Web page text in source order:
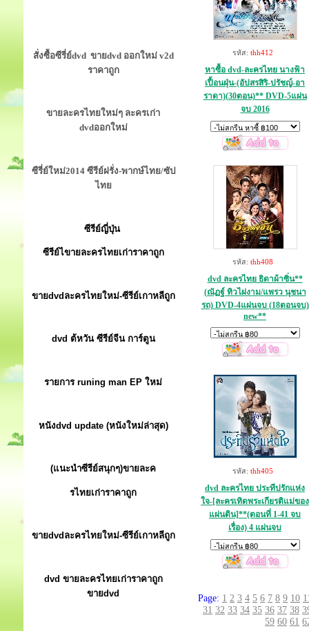
สั่งซื้อซีรี่ย์dvd ขายdvd ออกใหม่ v2d
ราคาถูก
ขายละครไทยใหม่ๆ ละครเก่า
dvdออกใหม่
ซีรี่ย์ใหม่2014 ซีรีย์ฝรั่ง-พากษ์ไทย/ซัป
ไทย
ซีรีย์ญี่ปุ่น
ซีรีย์ไขายละครไทยเก่าราคาถูก
ขายdvdละครไทยใหม่-ซีรีย์เกาหลีถูก
dvd ต้หวัน ซีรีย์จีน การ์ตูน
รายการ runing man EP ใหม่
หนังdvd update (หนังใหม่ล่าสุด)
(แนะนำซีรีย์สนุกๆ)ขายละค
รไทยเก่าราคาถูก
ขายdvdละครไทยใหม่-ซีรีย์เกาหลีถูก
dvd ขายละครไทยเก่าราคาถูก
ขายdvd
รหัส: thh412
หาซื้อ dvd-ละครไทย นางฟ้า
เปื้อนฝุ่น-(อัปสรสิริ-ปรัชญ์-อา
ราดา)(30ตอน)** DVD-5แผ่น
จบ 2016
รหัส: thh408
dvd ละครไทย ธิดาผ้าซิ่น**
(ณัฏฐ์ ทิวไผ่งาม/แพรว นุชนา
รถ) DVD-4แผ่นจบ (18ตอนจบ)
new**
รหัส: thh405
dvd ละครไทย ประทีปรักแห่ง
ใจ-[ละครเทิดพระเกียรติแม่ของ
แผ่นดิน]**(ตอนที่ 1-41 จบ
เรื่อง) 4 แผ่นจบ
Page: 1 2 3 4 5 6 7 8 9 10
31 32 33 34 35 36 37 38
59 60 61